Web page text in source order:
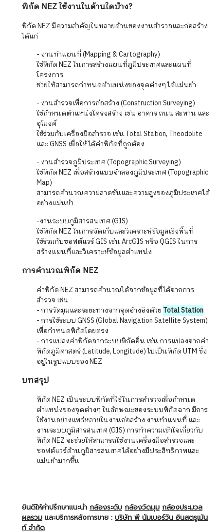
พิกัด NEZ ใช้งานในด้านใดบ้าง?
พิกัด NEZ มีความสำคัญในหลายด้านของงานสำรวจและก่อสร้าง
ได้แก่
- งานทำแผนที่ (Mapping & Cartography)
ใช้พิกัด NEZ ในการสร้างแผนที่ภูมิประเทศและแผนที่
โครงการ
ช่วยให้สามารถกำหนดตำแหน่งของจุดต่างๆ ได้แม่นยำ
- งานสำรวจเพื่อการก่อสร้าง (Construction Surveying)
ใช้กำหนดตำแหน่งโครงสร้าง เช่น อาคาร ถนน สะพาน และ
อุโมงค์
ใช้ร่วมกับเครื่องมือสำรวจ เช่น Total Station, Theodolite
และ GNSS เพื่อให้ได้ค่าพิกัดที่ถูกต้อง
- งานสำรวจภูมิประเทศ (Topographic Surveying)
ใช้พิกัด NEZ เพื่อสร้างแบบจำลองภูมิประเทศ (Topographic
Map)
สามารถคำนวณความลาดชันและความสูงของภูมิประเทศได้
อย่างแม่นยำ
-งานระบบภูมิสารสนเทศ (GIS)
ใช้พิกัด NEZ ในการจัดเก็บและวิเคราะห์ข้อมูลเชิงพื้นที่
ใช้ร่วมกับซอฟต์แวร์ GIS เช่น ArcGIS หรือ QGIS ในการ
สร้างแผนที่และวิเคราะห์ข้อมูลตำแหน่ง
การคำนวณพิกัด NEZ
ค่าพิกัด NEZ สามารถคำนวณได้จากข้อมูลที่ได้จากการ
สำรวจ เช่น
- การวัดมุมและระยะทางจากจุดอ้างอิงด้วย Total Station
- การใช้ระบบ GNSS (Global Navigation Satellite System)
เพื่อกำหนดพิกัดโดยตรง
- การแปลงค่าพิกัดจากระบบพิกัดอื่น เช่น การแปลงจากค่า
พิกัดภูมิศาสตร์ (Latitude, Longitude) ไปเป็นพิกัด UTM ซึ่ง
อยู่ในรูปแบบของ NEZ
บทสรุป
พิกัด NEZ เป็นระบบพิกัดที่ใช้ในการสำรวจเพื่อกำหนด
ตำแหน่งของจุดต่างๆ ในลักษณะของระบบพิกัดฉาก มีการ
ใช้งานอย่างแพร่หลายในงานก่อสร้าง งานทำแผนที่ และ
งานระบบภูมิสารสนเทศ (GIS) การทำความเข้าใจเกี่ยวกับ
พิกัด NEZ จะช่วยให้สามารถใช้งานเครื่องมือสำรวจและ
ซอฟต์แวร์ด้านภูมิสารสนเทศได้อย่างมีประสิทธิภาพและ
แม่นยำมากขึ้น
ยินดีให้คำปรึกษาแนะนำ กล้องระดับ กล้องวัดมุม กล้องประมวล
ผลรวม และบริการหลังการขาย : บริษัท พี นัมเบอร์วัน อินสตรูเม้น
ท์ จำกัด